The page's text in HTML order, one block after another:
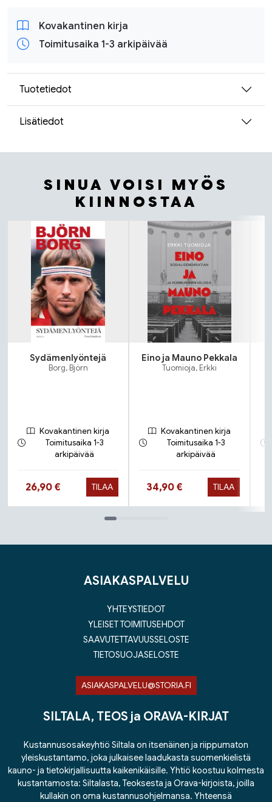
Kovakantinen kirja
Toimitusaika 1-3 arkipäivää
Tuotetiedot
Lisätiedot
SINUA VOISI MYÖS
KIINNOSTAA
Tuoteluettelon alku
Sydämenlyöntejä
Borg, Björn
Kovakantinen kirja
Toimitusaika 1-3
arkipäivää
Hinta nyt
26,90 € TILAA
Eino ja Mauno Pekkala
Tuomioja, Erkki
Kovakantinen kirja
Toimitusaika 1-3
arkipäivää
Hinta nyt
34,90 € TILAA
ASIAKASPALVELU
YHTEYSTIEDOT
YLEISET TOIMITUSEHDOT
SAAVUTETTAVUUSSELOSTE
TIETOSUOJASELOSTE
ASIAKASPALVELU@STORIA.FI
SILTALA, TEOS ja ORAVA-KIRJAT
Kustannusosakeyhtiö Siltala on itsenäinen ja riippumaton
yleiskustantamo, joka julkaisee laadukasta suomenkielistä
kauno- ja tietokirjallisuutta kaikenikäisille. Yhtiö koostuu kolmesta
kustantamosta: Siltalasta, Teoksesta ja Orava-kirjoista, joilla
kullakin on oma kustannusohjelmansa. Yhteensä